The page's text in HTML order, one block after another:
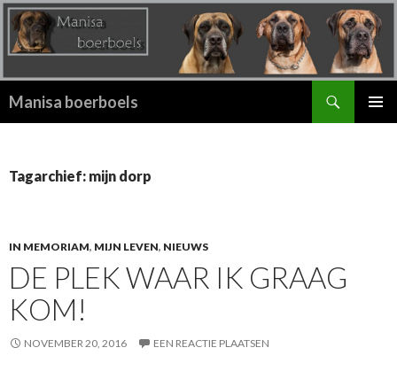
Manisa boerboels
Tagarchief: mijn dorp
IN MEMORIAM, MIJN LEVEN, NIEUWS
DE PLEK WAAR IK GRAAG
KOM!
NOVEMBER 20, 2016 EEN REACTIE PLAATSEN